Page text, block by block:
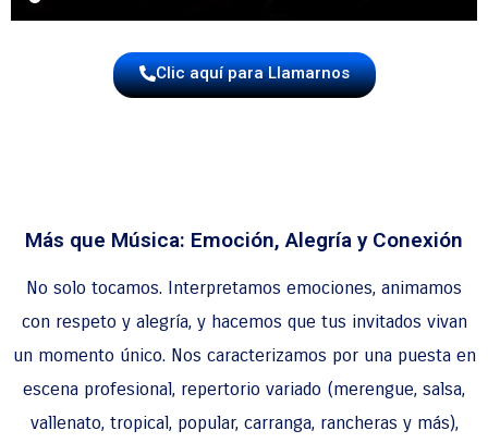
Clic aquí para Llamarnos
Más que Música: Emoción, Alegría y Conexión
No solo tocamos. Interpretamos emociones, animamos
con respeto y alegría, y hacemos que tus invitados vivan
un momento único. Nos caracterizamos por una puesta en
escena profesional, repertorio variado (merengue, salsa,
vallenato, tropical, popular, carranga, rancheras y más),